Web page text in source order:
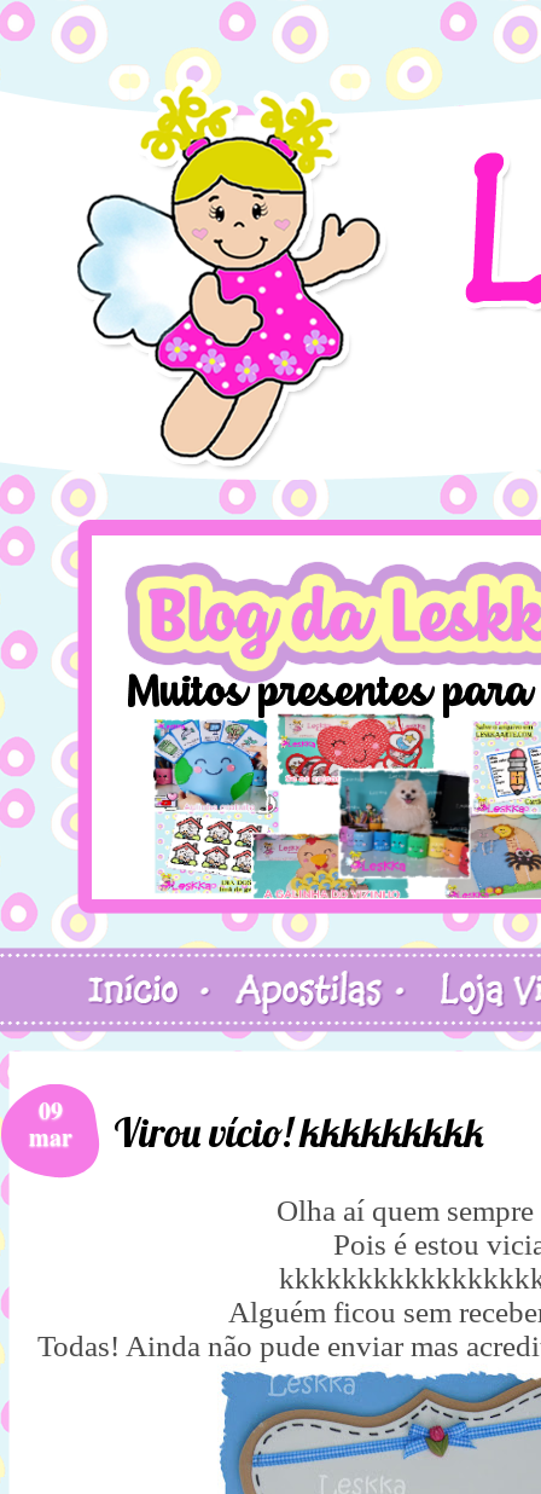
09
mar Virou vício! kkkkkkkkk
Olha aí quem sempre
Pois é estou
Alguém ficou sem
Todas! Ainda não pude enviar mas